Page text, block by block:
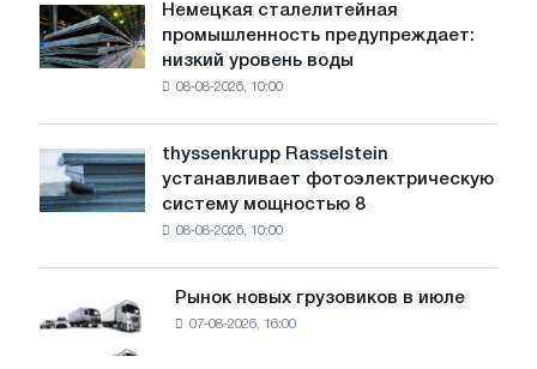
на
сталь
Немецкая
сталелитейная
промышленность
предупреждает:
воды
угрожает
безопасности
Немецкая сталелитейная
промышленность предупреждает:
низкий уровень воды
08-08-2026, 10:00
thyssenkrupp
Rasselstein
устанавливает
фотоэлектрическую
thyssenkrupp Rasselstein
устанавливает фотоэлектрическую
систему мощностью 8
08-08-2026, 10:00
Рынок
новых
грузовиков
Рынок новых грузовиков в июле
07-08-2026, 16:00